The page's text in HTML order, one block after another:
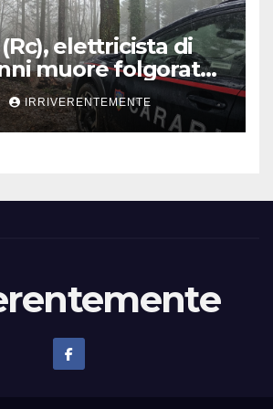
che male ha
elettricista di
muore folgorato
luminarie. Sul
il 118 e i
IRRIVERENTEMENTE